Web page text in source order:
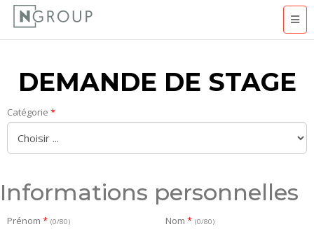
DEMANDE DE STAGE
Catégorie
Informations personnelles
Prénom (0/80) Nom (0/80)